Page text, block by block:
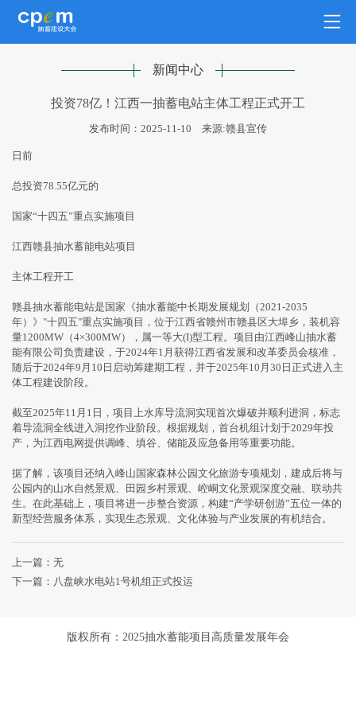
新闻中心
投资78亿！江西一抽蓄电站主体工程正式开工
发布时间：2025-11-10 来源:赣县宣传
日前
总投资78.55亿元的
国家“十四五”重点实施项目
江西赣县抽水蓄能电站项目
主体工程开工
赣县抽水蓄能电站是国家《抽水蓄能中长期发展规划（2021-2035
年）》"十四五"重点实施项目，位于江西省赣州市赣县区大埠乡，装机容
量1200MW（4×300MW），属一等大(I)型工程。项目由江西峰山抽水蓄
能有限公司负责建设，于2024年1月获得江西省发展和改革委员会核准，
随后于2024年9月10日启动筹建期工程，并于2025年10月30日正式进入主
体工程建设阶段。
截至2025年11月1日，项目上水库导流洞实现首次爆破并顺利进洞，标志
着导流洞全线进入洞挖作业阶段。根据规划，首台机组计划于2029年投
产，为江西电网提供调峰、填谷、储能及应急备用等重要功能。
据了解，该项目还纳入峰山国家森林公园文化旅游专项规划，建成后将与
公园内的山水自然景观、田园乡村景观、崆峒文化景观深度交融、联动共
生。在此基础上，项目将进一步整合资源，构建“产学研创游”五位一体的
新型经营服务体系，实现生态景观、文化体验与产业发展的有机结合。
上一篇：无
下一篇： 八盘峡水电站1号机组正式投运
版权所有：2025抽水蓄能项目高质量发展年会